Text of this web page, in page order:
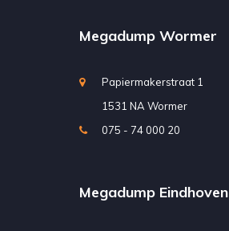
Megadump Wormer
Papiermakerstraat 1
1531 NA Wormer
075 - 74 000 20
Megadump Eindhoven